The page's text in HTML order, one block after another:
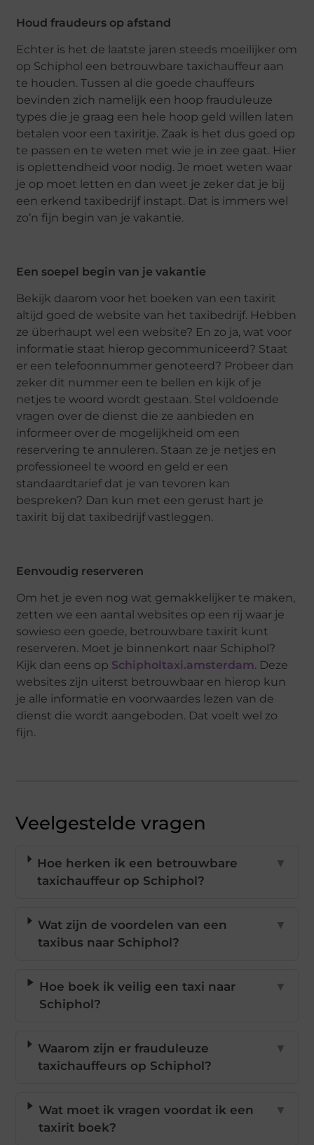
Houd fraudeurs op afstand
Echter is het de laatste jaren steeds moeilijker om
op Schiphol een betrouwbare taxichauffeur aan
te houden. Tussen al die goede chauffeurs
bevinden zich namelijk een hoop frauduleuze
types die je graag een hele hoop geld willen laten
betalen voor een taxiritje. Zaak is het dus goed op
te passen en te weten met wie je in zee gaat. Hier
is oplettendheid voor nodig. Je moet weten waar
je op moet letten en dan weet je zeker dat je bij
een erkend taxibedrijf instapt. Dat is immers wel
zo’n fijn begin van je vakantie.
Een soepel begin van je vakantie
Bekijk daarom voor het boeken van een taxirit
altijd goed de website van het taxibedrijf. Hebben
ze überhaupt wel een website? En zo ja, wat voor
informatie staat hierop gecommuniceerd? Staat
er een telefoonnummer genoteerd? Probeer dan
zeker dit nummer een te bellen en kijk of je
netjes te woord wordt gestaan. Stel voldoende
vragen over de dienst die ze aanbieden en
informeer over de mogelijkheid om een
reservering te annuleren. Staan ze je netjes en
professioneel te woord en geld er een
standaardtarief dat je van tevoren kan
bespreken? Dan kun met een gerust hart je
taxirit bij dat taxibedrijf vastleggen.
Eenvoudig reserveren
Om het je even nog wat gemakkelijker te maken,
zetten we een aantal websites op een rij waar je
sowieso een goede, betrouwbare taxirit kunt
reserveren. Moet je binnenkort naar Schiphol?
Kijk dan eens op Schipholtaxi.amsterdam. Deze
websites zijn uiterst betrouwbaar en hierop kun
je alle informatie en voorwaardes lezen van de
dienst die wordt aangeboden. Dat voelt wel zo
fijn.
Veelgestelde vragen
Hoe herken ik een betrouwbare
taxichauffeur op Schiphol?
▼
Wat zijn de voordelen van een
taxibus naar Schiphol?
▼
Hoe boek ik veilig een taxi naar
Schiphol?
▼
Waarom zijn er frauduleuze
taxichauffeurs op Schiphol?
▼
Wat moet ik vragen voordat ik een
taxirit boek?
▼